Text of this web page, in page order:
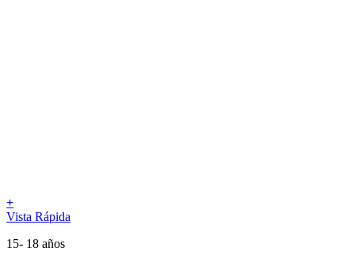
+
Vista Rápida
15- 18 años